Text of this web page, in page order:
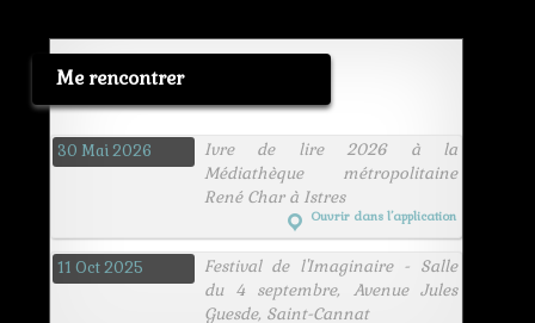
Me rencontrer
30 Mai 2026
Ivre de lire 2026 à la
Médiathèque métropolitaine
René Char à Istres
Ouvrir dans l’application
11 Oct 2025
Festival de l'Imaginaire - Salle
du 4 septembre, Avenue Jules
Guesde, Saint-Cannat